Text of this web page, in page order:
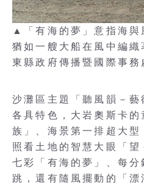
▲「有海的夢」意指海與
猶如一艘大船在風中編
東縣政府傳播暨國際事務
沙灘區主題「聽風韻－
各具特色，大岩奧斯卡
族」、海景第一排超大型
照看土地的智慧大眼「
七彩「有海的夢」、每
跳，還有隨風擺動的「